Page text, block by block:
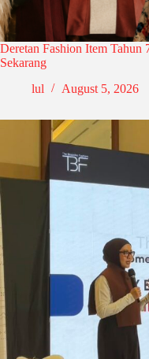
Deretan Fashion Item Tahun
Sekarang
lul
August 5, 2026